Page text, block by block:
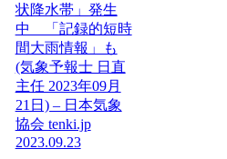
状降水帯」発生
中 「記録的短時
間大雨情報」も
(気象予報士 日直
主任 2023年09月
21日) – 日本気象
協会 tenki.jp
2023.09.23